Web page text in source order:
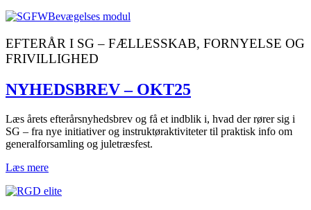
EFTERÅR I SG – FÆLLESSKAB, FORNYELSE OG
FRIVILLIGHED
NYHEDSBREV – OKT25
Læs årets efterårsnyhedsbrev og få et indblik i, hvad der rører sig i
SG – fra nye initiativer og instruktøraktiviteter til praktisk info om
generalforsamling og juletræsfest.
Læs mere